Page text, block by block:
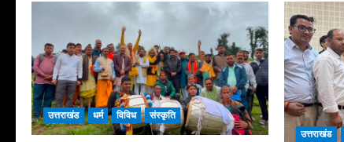
उत्तराखंड धर्म विविध संस्कृति
उत्तराखंड